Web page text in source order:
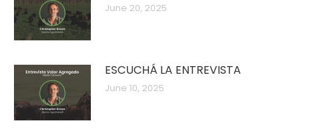
June 20, 2025
ESCUCHÁ LA ENTREVISTA
June 10, 2025